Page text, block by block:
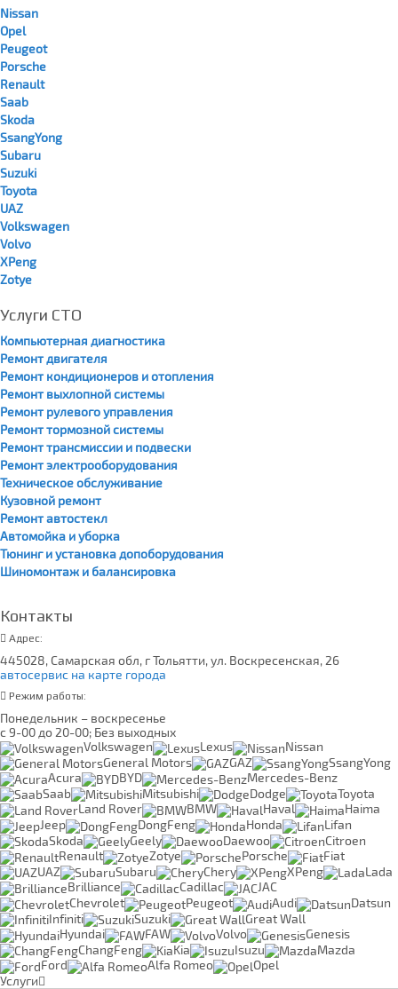
Nissan
Opel
Peugeot
Porsche
Renault
Saab
Skoda
SsangYong
Subaru
Suzuki
Toyota
UAZ
Volkswagen
Volvo
XPeng
Zotye
Услуги СТО
Компьютерная диагностика
Ремонт двигателя
Ремонт кондиционеров и отопления
Ремонт выхлопной системы
Ремонт рулевого управления
Ремонт тормозной системы
Ремонт трансмиссии и подвески
Ремонт электрооборудования
Техническое обслуживание
Кузовной ремонт
Ремонт автостекл
Автомойка и уборка
Тюнинг и установка допоборудования
Шиномонтаж и балансировка
Контакты
Адрес:
445028, Самарская обл, г Тольятти, ул. Воскресенская, 26
автосервис на карте города
Режим работы:
Понедельник – воскресенье
с 9-00 до 20-00; Без выходных
Volkswagen
Lexus
Nissan
General Motors
GAZ
SsangYong
Acura
BYD
Mercedes-Benz
Saab
Mitsubishi Dodge
Toyota
Land Rover
BMW Haval
Haima
Jeep
DongFeng Honda
Lifan
Skoda
Geely Daewoo
Citroen
Renault
Zotye Porsche
Fiat
UAZ
Subaru Chery XPeng
Lada
Brilliance
Cadillac
JAC
Chevrolet
Peugeot Audi
Datsun
Infiniti
Suzuki
Great Wall
Hyundai
FAW Volvo
Genesis
ChangFeng
Kia Isuzu
Mazda
Ford
Alfa Romeo
Opel
Услуги